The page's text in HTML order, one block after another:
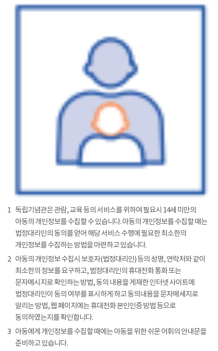
1 독립기념관은 관람, 교육 등의 서비스를 위하여 필요시 14세 미만의
아동의 개인정보를 수집할 수 있습니다. 아동의 개인정보를 수집할 때는
법정대리인의 동의를 얻어 해당 서비스 수행에 필요한 최소한의
개인정보를 수집하는 방법을 마련하고 있습니다.
2 아동의 개인정보 수집시 보호자(법정대리인) 등의 성명, 연락처와 같이
최소한의 정보를 요구하고, 법정대리인의 휴대전화 통화 또는
문자메시지로 확인하는 방법, 동의 내용을 게재한 인터넷 사이트에
법정대리인이 동의 여부를 표시하게 하고 동의내용을 문자메세지로
알리는 방법, 웹 페이지에는 휴대전화 본인인증 방법 등으로
동의하였는지를 확인합니다.
3 아동에게 개인정보를 수집할 때에는 아동을 위한 쉬운 어휘의 안내문을
준비하고 있습니다.